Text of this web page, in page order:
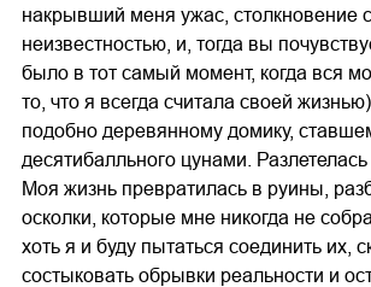
накрывший меня ужас, столкновение
неизвестностью, и, тогда вы
было в тот самый момент, когда вся
то, что я всегда считала своей
подобно деревянному домику,
десятибалльного цунами.
Моя жизнь превратилась в руины,
осколки, которые мне никогда не
хоть я и буду пытаться соединить их,
состыковать обрывки реальности и